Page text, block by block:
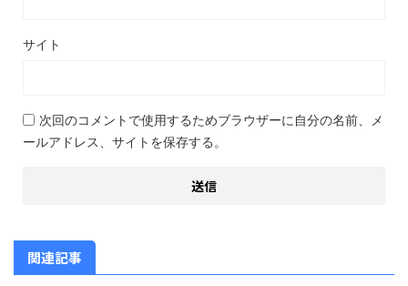
サイト
次回のコメントで使用するためブラウザーに自分の名前、メ
ールアドレス、サイトを保存する。
関連記事